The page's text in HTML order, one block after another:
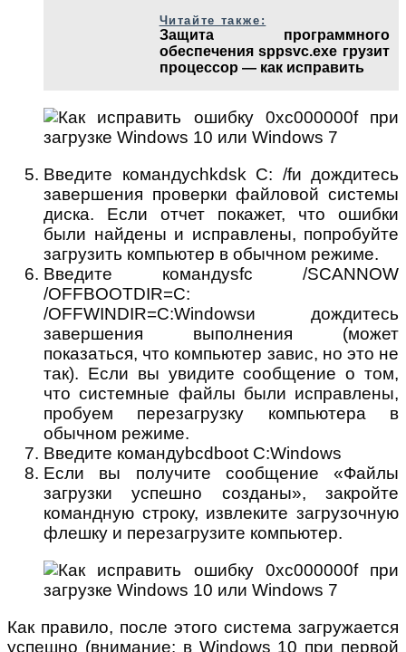
Читайте также:
Защита программного
обеспечения sppsvc.exe грузит
процессор — как исправить
Введите командуchkdsk C: /fи дождитесь
завершения проверки файловой системы
диска. Если отчет покажет, что ошибки
были найдены и исправлены, попробуйте
загрузить компьютер в обычном режиме.
Введите командуsfc /SCANNOW
/OFFBOOTDIR=C:
/OFFWINDIR=C:Windowsи дождитесь
завершения выполнения (может
показаться, что компьютер завис, но это не
так). Если вы увидите сообщение о том,
что системные файлы были исправлены,
пробуем перезагрузку компьютера в
обычном режиме.
Введите командуbcdboot C:Windows
Если вы получите сообщение «Файлы
загрузки успешно созданы», закройте
командную строку, извлеките загрузочную
флешку и перезагрузите компьютер.
Как правило, после этого система загружается
успешно (внимание: в Windows 10 при первой